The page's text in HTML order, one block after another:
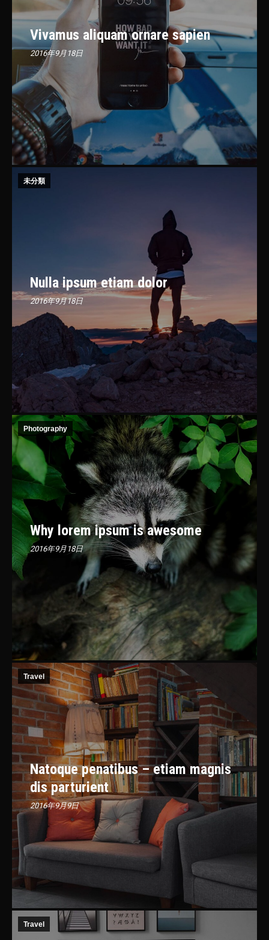
Vivamus aliquam ornare sapien
2016年9月18日
未分類
Nulla ipsum etiam dolor
2016年9月18日
Photography
Why lorem ipsum is awesome
2016年9月18日
Travel
Natoque penatibus – etiam magnis
dis parturient
2016年9月9日
Travel